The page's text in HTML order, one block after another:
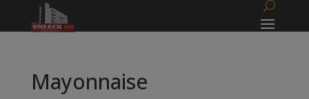
Mayonnaise